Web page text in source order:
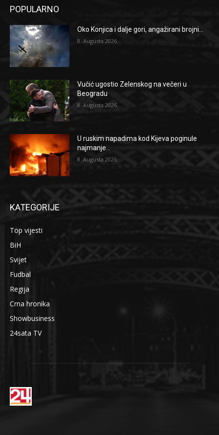
POPULARNO
Oko Konjica i dalje gori, angažirani brojni...
8. Augusta 2026.
Vučić ugostio Zelenskog na večeri u
Beogradu
8. Augusta 2026.
U ruskim napadima kod Kijeva poginule
najmanje...
8. Augusta 2026.
KATEGORIJE
Top vijesti
BiH
Svijet
Fudbal
Regija
Crna hronika
Showbusiness
24sata TV